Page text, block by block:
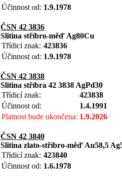
Účinnost od: 1.9.1978
ČSN 42 3836
Slitina stříbro-měď Ag80Cu
Třídicí znak: 423836
Účinnost od: 1.9.1978
ČSN 42 3838
Slitina stříbra 42 3838 AgPd30
Třídicí znak:
423838
Účinnost od:
1.4.1991
Platnost bude ukončena: 1.9.2026
ČSN 42 3840
Slitina zlato-stříbro-měď Au58,5
Třídicí znak: 423840
Účinnost od: 1.6.1978